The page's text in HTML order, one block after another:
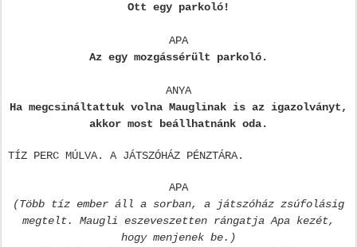
Ott egy parkoló!
APA
Az egy mozgássérült parkoló.
ANYA
Ha megcsináltattuk volna Mauglinak is az igazolványt,
akkor most beállhatnánk oda.
TÍZ PERC MÚLVA. A JÁTSZÓHÁZ PÉNZTÁRA.
APA
(Több tíz ember áll a sorban, a játszóház zsúfolásig
megtelt. Maugli eszeveszetten rángatja Apa kezét,
hogy menjenek be.)